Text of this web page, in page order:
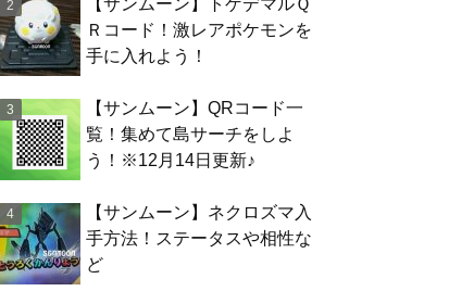
【サンムーン】トゲデマルＱ
Ｒコード！激レアポケモンを
手に入れよう！
【サンムーン】QRコード一
覧！集めて島サーチをしよ
う！※12月14日更新♪
【サンムーン】ネクロズマ入
手方法！ステータスや相性な
ど